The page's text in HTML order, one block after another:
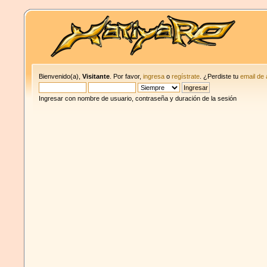
Bienvenido(a),Visitante . Por favor,ingresa oregístrate . ¿Perdiste tuemail de
Ingresar con nombre de usuario, contraseña y duración de la sesión